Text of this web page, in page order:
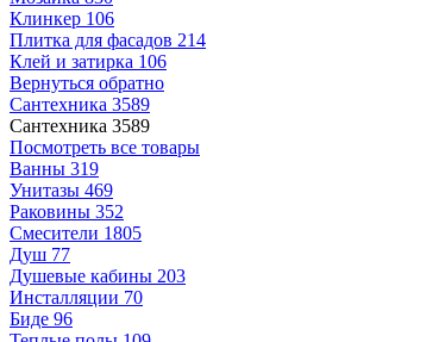
Клинкер 106
Плитка для фасадов 214
Клей и затирка 106
Вернуться обратно
Сантехника 3589
Сантехника 3589
Посмотреть все товары
Ванны 319
Унитазы 469
Раковины 352
Смесители 1805
Душ 77
Душевые кабины 203
Инсталляции 70
Биде 96